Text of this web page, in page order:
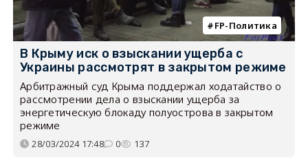
FP-Политика
В Крыму иск о взыскании ущерба с
Украины рассмотрят в закрытом режиме
Арбитражный суд Крыма поддержал ходатайство о
рассмотрении дела о взыскании ущерба за
энергетическую блокаду полуострова в закрытом
режиме
28/03/2024 17:48 0 137